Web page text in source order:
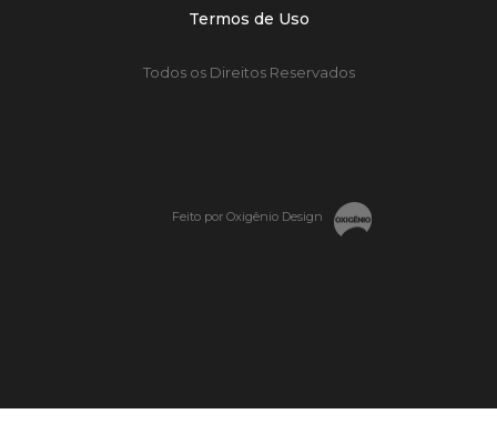
Termos de Uso
Todos os Direitos Reservados
Feito por Oxigênio Design